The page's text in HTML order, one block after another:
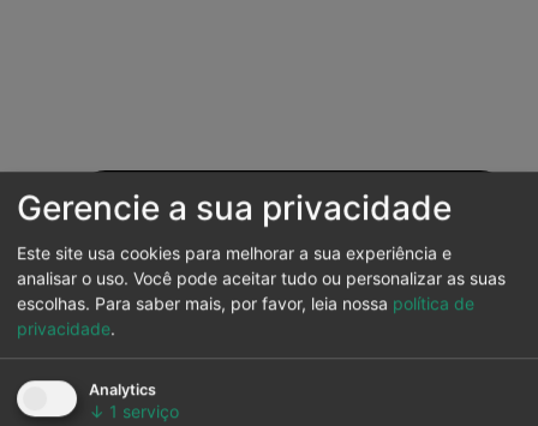
Gerencie a sua privacidade
Este site usa cookies para melhorar a sua experiência e
analisar o uso. Você pode aceitar tudo ou personalizar as suas
escolhas. Para saber mais, por favor, leia nossa política de
privacidade.
Analytics
↓ 1 serviço